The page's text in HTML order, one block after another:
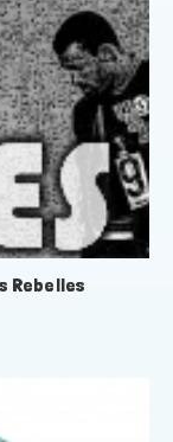
Rebelles